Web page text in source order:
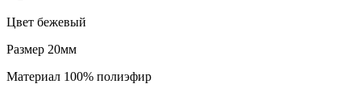
Цвет бежевый
Размер 20мм
Материал 100% полиэфир